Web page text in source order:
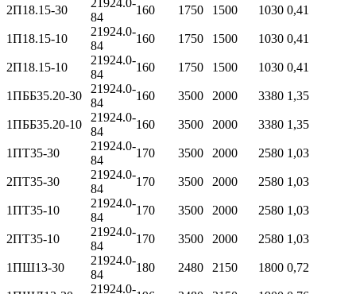
2П18.15-30
84
160 1750 1500 1030 0,41
1П18.15-10
21924.0-
84
160 1750 1500 1030 0,41
2П18.15-10
21924.0-
84
160 1750 1500 1030 0,41
1ПББ35.20-30
21924.0-
84
160 3500 2000 3380 1,35
1ПББ35.20-10
21924.0-
84
160 3500 2000 3380 1,35
1ПТ35-30
21924.0-
84
170 3500 2000 2580 1,03
2ПТ35-30
21924.0-
84
170 3500 2000 2580 1,03
1ПТ35-10
21924.0-
84
170 3500 2000 2580 1,03
2ПТ35-10
21924.0-
84
170 3500 2000 2580 1,03
1ПШ13-30
21924.0-
84
180 2480 2150 1800 0,72
21924.0-